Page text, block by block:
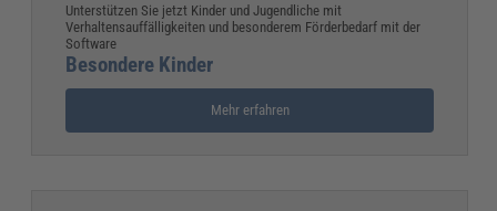
Unterstützen Sie jetzt Kinder und Jugendliche mit
Verhaltensauffälligkeiten und besonderem Förderbedarf mit der
Software
Besondere Kinder
Mehr erfahren